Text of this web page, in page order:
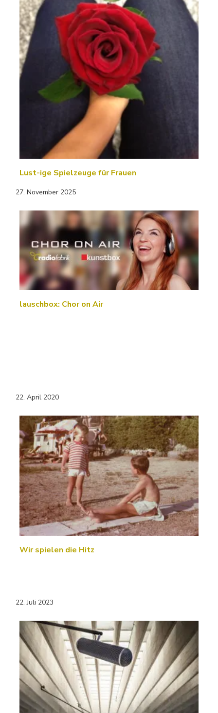
Lust-ige Spielzeuge für Frauen
27. November 2025
lauschbox: Chor on Air
22. April 2020
Wir spielen die Hitz
22. Juli 2023